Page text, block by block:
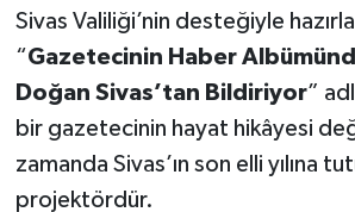
Sivas Valiliği’nin desteğiyle
“Gazetecinin Haber
Doğan Sivas’tan Bildiriyor”
bir gazetecinin hayat hikâyesi
zamanda Sivas’ın son elli yılına
projektördür.